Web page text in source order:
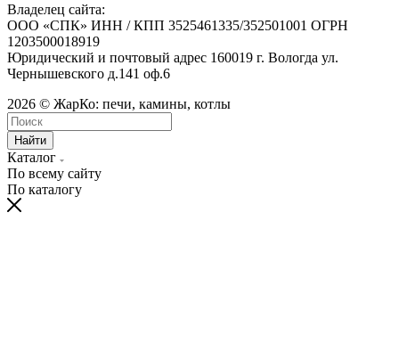
Владелец сайта:
ООО «СПК» ИНН / КПП 3525461335/352501001 ОГРН
1203500018919
Юридический и почтовый адрес 160019 г. Вологда ул.
Чернышевского д.141 оф.6
2026 © ЖарКо: печи, камины, котлы
Найти
Каталог
По всему сайту
По каталогу